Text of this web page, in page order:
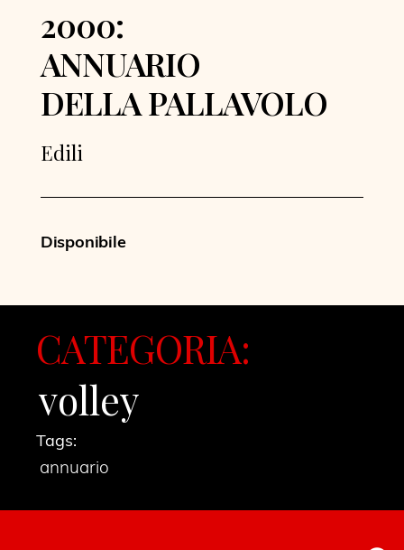
2000:
ANNUARIO
DELLA PALLAVOLO
Edili
Disponibile
CATEGORIA:
volley
Tags:
annuario